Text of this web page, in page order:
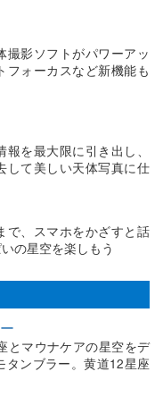
撮影ソフトがパワーアッ
フォーカスなど新機能も
を最大限に引き出し、
して美しい天体写真に仕
で、スマホをかざすと話
の星空を楽しもう
とマウナケアの星空をデ
タンブラー。黄道12星座